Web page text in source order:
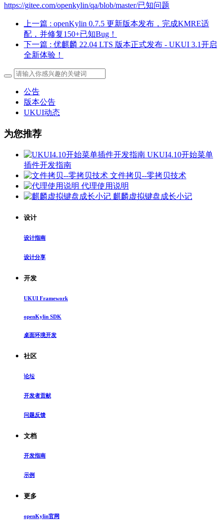
https://gitee.com/openkylin/qa/blob/master/已知问题
上一篇 : openKylin 0.7.5 更新版本发布，完成KMRE适
配，并修复150+已知Bug！
下一篇 : 优麒麟 22.04 LTS 版本正式发布 - UKUI 3.1开启
全新体验！
公告
版本公告
UKUI动态
为您推荐
UKUI4.10开始菜单
插件开发指南
文件拷贝--零拷贝技术
代理使用说明
麒麟虚拟键盘成长小记
设计
设计指南
设计分享
开发
UKUI Framework
openKylin SDK
桌面环境开发
社区
论坛
开发者贡献
问题反馈
文档
开发指南
示例
更多
openKylin官网